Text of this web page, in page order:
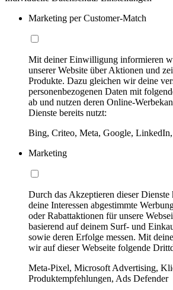
Marketing per Customer-Match
Mit deiner Einwilligung informieren
unserer Website über Aktionen und
Produkte. Dazu gleichen wir deine
personenbezogenen Daten mit
ab und nutzen deren Online-
Dienste bereits nutzt:
Bing, Criteo, Meta, Google,
Marketing
Durch das Akzeptieren dieser
deine Interessen abgestimmte
oder Rabattaktionen für unsere
basierend auf deinem Surf- und
sowie deren Erfolge messen. Mit
wir auf dieser Webseite folgende
Meta-Pixel, Microsoft Advertising,
Produktempfehlungen, Ads Defender